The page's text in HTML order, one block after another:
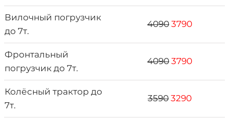
Вилочный погрузчик
до 7т.
4090 3790
Фронтальный
погрузчик до 7т.
4090 3790
Колёсный трактор до
7т.
3590 3290